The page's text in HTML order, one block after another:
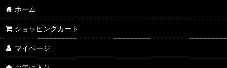
ホーム
ショッピングカート
マイページ